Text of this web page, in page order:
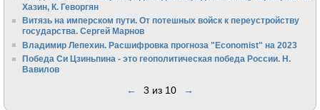
Хазин, К. Геворгян
Витязь на имперском пути. От потешных войск к переустройству
государства. Сергей Марнов
Владимир Лепехин. Расшифровка прогноза "Economist" на 2023
Победа Си Цзиньпина - это геополитическая победа России. Н.
Вавилов
← 3 из 10 →